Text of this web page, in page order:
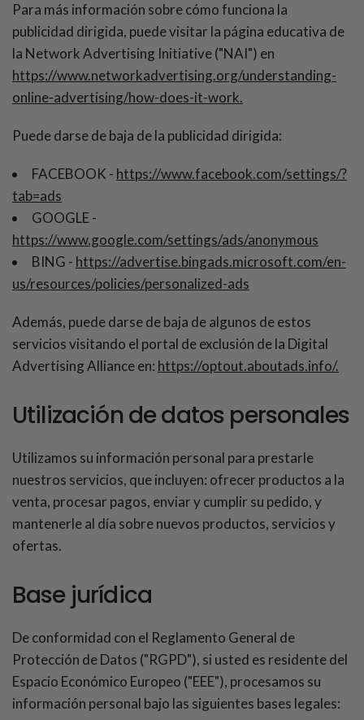
Para más información sobre cómo funciona la
publicidad dirigida, puede visitar la página educativa de
la Network Advertising Initiative ("NAI") en
https://www.networkadvertising.org/understanding-
online-advertising/how-does-it-work.
Puede darse de baja de la publicidad dirigida:
FACEBOOK - https://www.facebook.com/settings/?
tab=ads
GOOGLE -
https://www.google.com/settings/ads/anonymous
BING - https://advertise.bingads.microsoft.com/en-
us/resources/policies/personalized-ads
Además, puede darse de baja de algunos de estos
servicios visitando el portal de exclusión de la Digital
Advertising Alliance en: https://optout.aboutads.info/.
Utilización de datos personales
Utilizamos su información personal para prestarle
nuestros servicios, que incluyen: ofrecer productos a la
venta, procesar pagos, enviar y cumplir su pedido, y
mantenerle al día sobre nuevos productos, servicios y
ofertas.
Base jurídica
De conformidad con el Reglamento General de
Protección de Datos ("RGPD"), si usted es residente del
Espacio Económico Europeo ("EEE"), procesamos su
información personal bajo las siguientes bases legales: